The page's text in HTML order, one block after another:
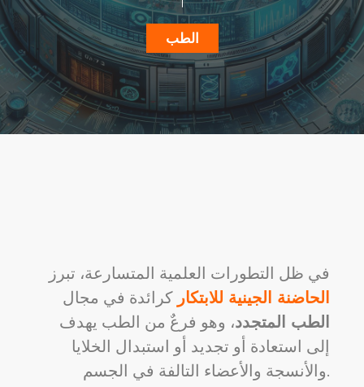
الطب
في ظل التطورات العلمية المتسارعة، تبرز
الحاضنة الجينية للابتكار كرائدة في مجال
الطب المتجدد، وهو فرعٌ من الطب يهدف
إلى استعادة أو تجديد أو استبدال الخلايا
والأنسجة والأعضاء التالفة في الجسم.